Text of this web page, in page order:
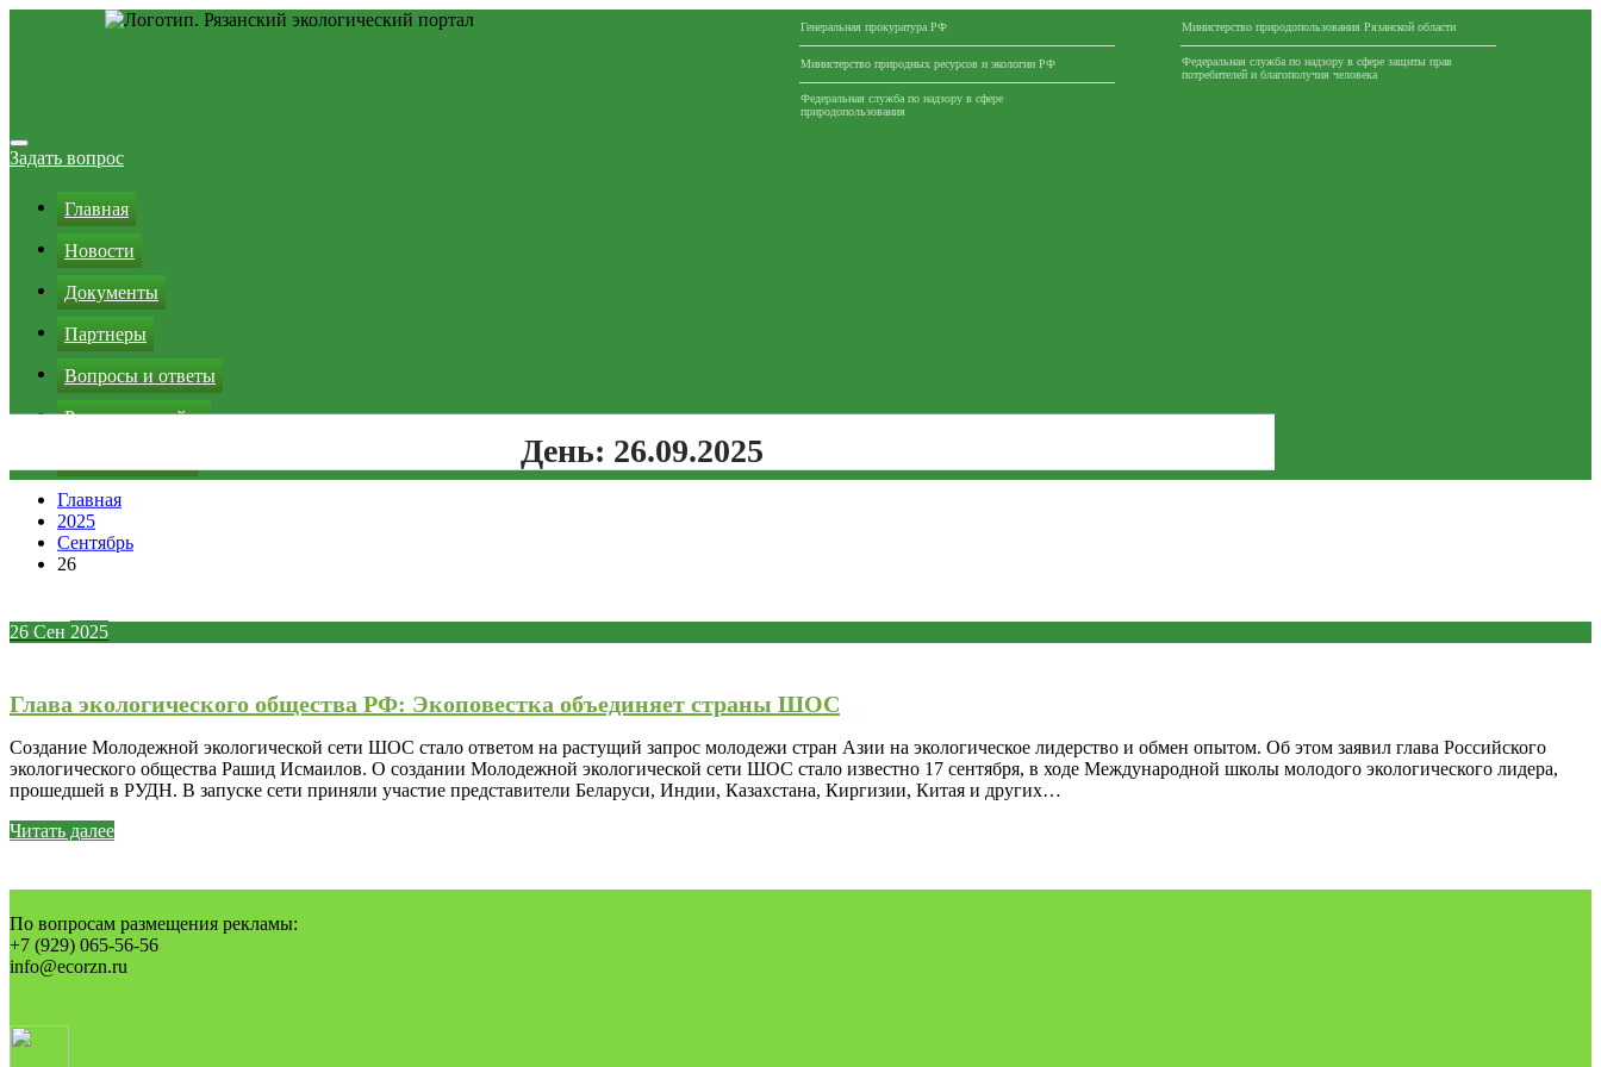
Генеральная прокуратура РФ
Министерство природных ресурсов и экологии РФ
Федеральная служба по надзору в сфере
природопользования
Министерство природопользования Рязанской области
Федеральная служба по надзору в сфере защиты прав
потребителей и благополучия человека
Перейти
к
Задать вопрос
Главная
Новости
Документы
Партнеры
Вопросы и ответы
Реклама на сайте
День: 26.09.2025
Главная
2025
Сентябрь
26
26 Сен 2025
Глава экологического общества РФ: Экоповестка объединяет страны ШОС
Создание Молодежной экологической сети ШОС стало ответом на растущий запрос молодежи стран Азии на экологическое лидерство и обмен опытом. Об этом заявил глава Российского
экологического общества Рашид Исмаилов. О создании Молодежной экологической сети ШОС стало известно 17 сентября, в ходе Международной школы молодого экологического лидера,
прошедшей в РУДН. В запуске сети приняли участие представители Беларуси, Индии, Казахстана, Киргизии, Китая и других…
Читать далее
По вопросам размещения рекламы:
+7 (929) 065-56-56
info@ecorzn.ru